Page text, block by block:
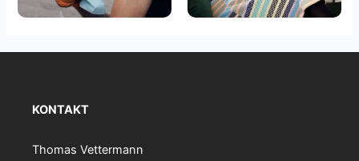
KONTAKT
Thomas Vettermann